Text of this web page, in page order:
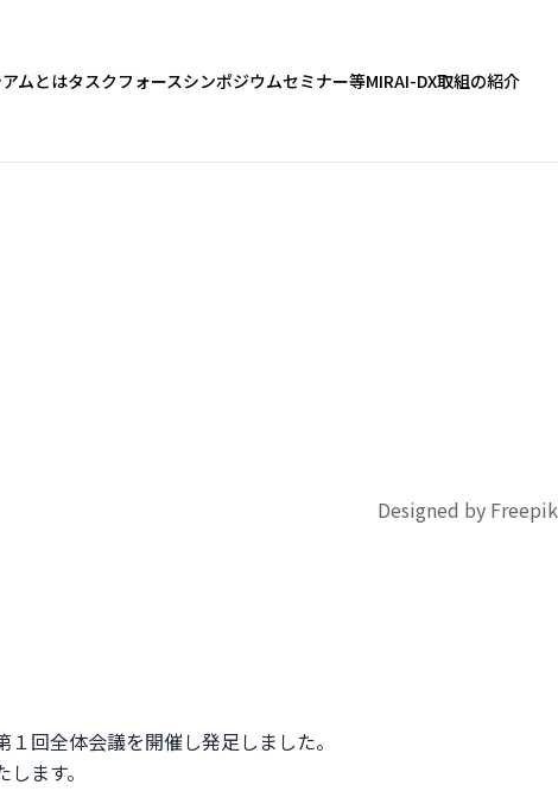
ムとはタスクフォースシンポジウムセミナー等MIRAI-DX取組の紹介
Designed by Freepik
回全体会議を開催し発足しました。
ます。